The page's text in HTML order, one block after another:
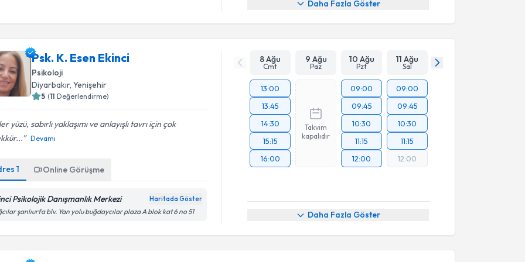
Daha Fazla Göster
Psk. K. Esen Ekinci
Psikoloji
Diyarbakır, Yenişehir
5 (11 Değerlendirme)
yüzü, sabırlı yaklaşımı ve anlayışlı tavrı için çok
Devamı
1 Online Görüşme
Psikolojik Danışmanlık Merkezi Haritada Göster
şanlıurfa blv. Yan yolu buğdaycılar plaza A blok kat 6 no 51
8 Ağu
Cmt
9 Ağu
Paz
10 Ağu
Pzt
11 Ağu
Sal
13:00
13:45
14:30
15:15
16:00
Takvim
kapalıdır
09:00
09:45
10:30
11:15
12:00
09:00
09:45
10:30
11:15
12:00
Daha Fazla Göster